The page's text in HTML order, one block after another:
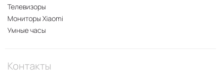
Телевизоры
Мониторы Xiaomi
Умные часы
Контакты